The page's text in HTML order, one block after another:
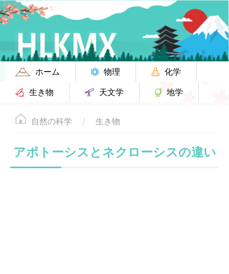
ホーム 物理
化学
生き物
天文学 地学
自然の科学 生き物
アポトーシスとネクローシスの違い